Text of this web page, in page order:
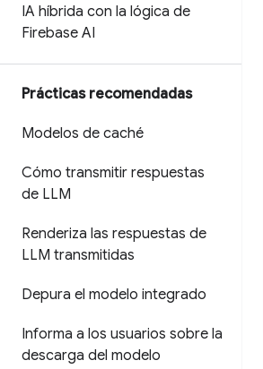
IA híbrida con la lógica de
Firebase AI
Prácticas recomendadas
Modelos de caché
Cómo transmitir respuestas
de LLM
Renderiza las respuestas de
LLM transmitidas
Depura el modelo integrado
Informa a los usuarios sobre la
descarga del modelo